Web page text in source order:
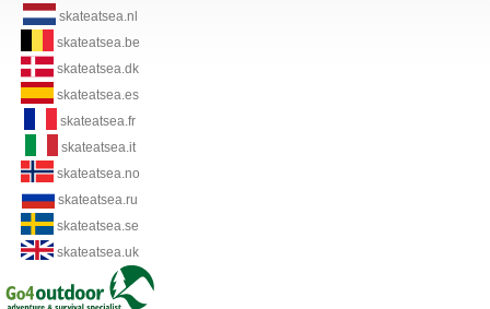
skateatsea.nl
skateatsea.be
skateatsea.dk
skateatsea.es
skateatsea.fr
skateatsea.it
skateatsea.no
skateatsea.ru
skateatsea.se
skateatsea.uk